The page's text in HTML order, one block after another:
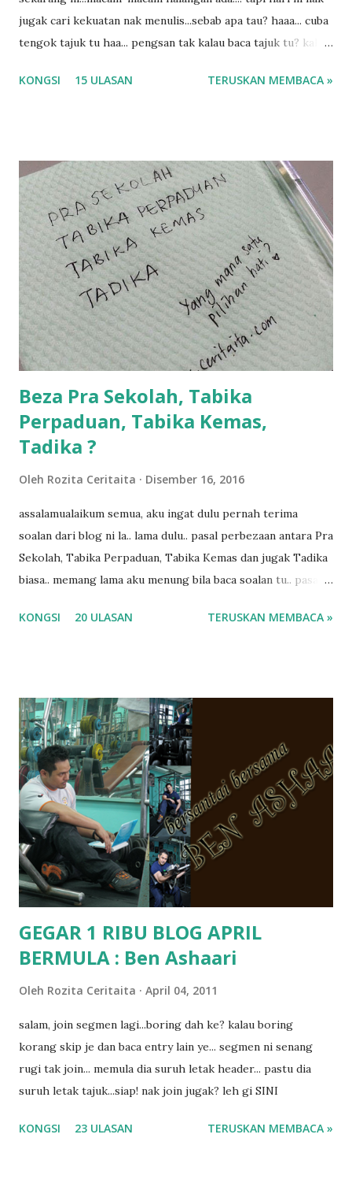
jugak cari kekuatan nak menulis...sebab apa tau? haaa... cuba
tengok tajuk tu haa... pengsan tak kalau baca tajuk tu? kalau
tau? yang sebut tu anak aku....diulangi ANAK AKU ....adoiiii
balik keja aku ajak la shah singgah Giant beli barang
sikit...dalam perjalanan dari dalam kereta tu biasalah kan
kami memang akan pimpin anak-anak jalan sampai masuk
dalam... dan kebiasanya bagi anak 4 macam kami ni bahagi-
bahagi lah siapa nak pimpin siapa... dan biasanya aku akan
dukung adik hadi sambil pimpin kakak husna... yang abg
ngah dengan abg long terserah pada shah la pulak.. tapi
kalau ikut anak-anak semua nak ummi pimpin... ajer rebeh
ba...
KONGSI 15 ULASAN TERUSKAN MEMBACA »
Beza Pra Sekolah, Tabika
Perpaduan, Tabika Kemas,
Tadika ?
Oleh Rozita Ceritaita Disember 16, 2016
assalamualaikum semua, aku ingat dulu pernah terima
soalan dari blog ni la.. lama dulu.. pasal perbezaan antara Pra
Sekolah, Tabika Perpaduan, Tabika Kemas dan jugak Tadika
biasa.. memang lama aku menung bila baca soalan tu.. pasal
ko.. masa tu aku baru je ada anak sorang dan aku hentam je
tanya sapa-sapa pun masa tu.. bila fikir-fikirkan balik terasa
jugak masa alahai teruknya kami sebagai ibubapa.. dan kami
terasa jugak semakin teruk bila abg long dah masuk 2 tahun
kat salah satu tadika swasta ni.. tapi nampaknya kenal huruf
pun tak tau.. pengsan aku bila ingat balik.. aku mula fikir
mungkin sebab abg long sendiri jenis budak yang ada
masalah dyslexia.. tapi minor la.. nanti la aku cerita pasal
dyslexia tu.. lepas tu kami buat keputusan pu...
KONGSI 20 ULASAN TERUSKAN MEMBACA »
GEGAR 1 RIBU BLOG APRIL
BERMULA : Ben Ashaari
Oleh Rozita Ceritaita April 04, 2011
salam, join segmen lagi...boring dah ke? kalau boring
korang skip je dan baca entry lain ye... segmen ni senang
rugi tak join... memula dia suruh letak header... pastu dia
suruh letak tajuk...siap! nak join jugak? leh gi SINI
KONGSI 23 ULASAN TERUSKAN MEMBACA »